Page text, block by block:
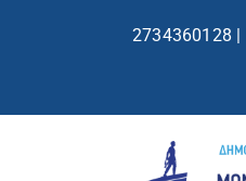
2734360128 |